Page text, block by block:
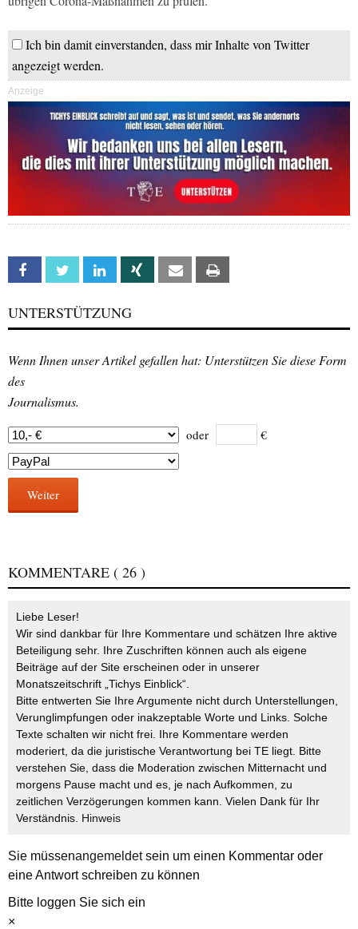
Ich bin damit einverstanden, dass mir Inhalte von Twitter
angezeigt werden.
Anzeige
Facebook Twitter Linkedin Xing Email
UNTERSTÜTZUNG
Wenn Ihnen unser Artikel gefallen hat: Unterstützen Sie diese Form
des
Journalismus.
oder €
Weiter
KOMMENTARE ( 26 )
Liebe Leser!
Wir sind dankbar für Ihre Kommentare und schätzen Ihre aktive
Beteiligung sehr. Ihre Zuschriften können auch als eigene
Beiträge auf der Site erscheinen oder in unserer
Monatszeitschrift „Tichys Einblick“.
Bitte entwerten Sie Ihre Argumente nicht durch Unterstellungen,
Verunglimpfungen oder inakzeptable Worte und Links. Solche
Texte schalten wir nicht frei. Ihre Kommentare werden
moderiert, da die juristische Verantwortung bei TE liegt. Bitte
verstehen Sie, dass die Moderation zwischen Mitternacht und
morgens Pause macht und es, je nach Aufkommen, zu
zeitlichen Verzögerungen kommen kann. Vielen Dank für Ihr
Verständnis. Hinweis
Sie müssenangemeldetsein um einen Kommentar oder
eine Antwort schreiben zu können
Bitte loggen Sie sich ein
×